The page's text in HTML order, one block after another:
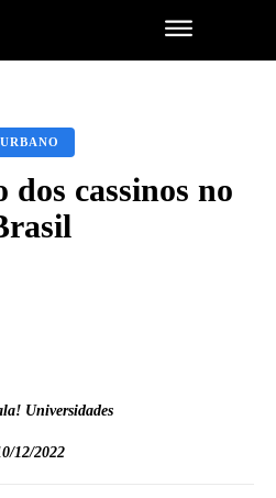
URBANO
dos cassinos no
Universidades
12/2022